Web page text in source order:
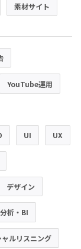
素材サイト
YouTube運用
UI UX
デザイン
析・BI
ルリスニング